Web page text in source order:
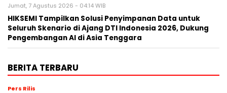
Jumat, 7 Agustus 2026 - 04:14 WIB
HIKSEMI Tampilkan Solusi Penyimpanan Data untuk
Seluruh Skenario di Ajang DTI Indonesia 2026, Dukung
Pengembangan AI di Asia Tenggara
BERITA TERBARU
Pers Rilis